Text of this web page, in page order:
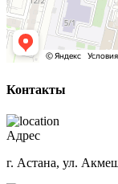
Контакты
Адрес
г. Астана, ул.